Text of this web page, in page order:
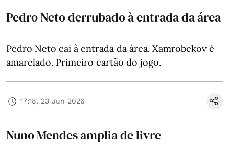
Pedro Neto derrubado à entrada da área
Pedro Neto cai à entrada da área. Xamrobekov é
amarelado. Primeiro cartão do jogo.
17:18, 23 Jun 2026
Nuno Mendes amplia de livre